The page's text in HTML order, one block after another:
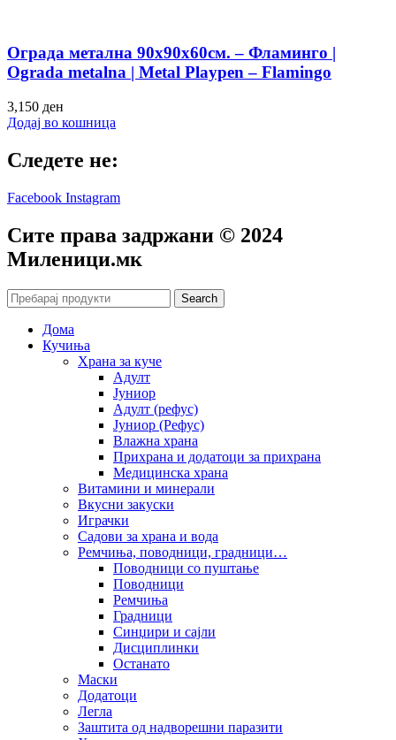
Ограда метална 90х90х60см. – Фламинго |
Ograda metalna | Metal Playpen – Flamingo
3,150 ден
Додај во кошница
Следете не:
Facebook Instagram
Сите права задржани © 2024
Mиленици.мк
Search
Дома
Кучиња
Храна за куче
Адулт
Јуниор
Адулт (рефус)
Јуниор (Рефус)
Влажна храна
Прихрана и додатоци за прихрана
Медицинска храна
Витамини и минерали
Вкусни закуски
Играчки
Садови за храна и вода
Ремчиња, поводници, градници…
Поводници со пуштање
Поводници
Ремчиња
Градници
Синџири и сајли
Дисциплинки
Останато
Маски
Додатоци
Легла
Заштита од надворешни паразити